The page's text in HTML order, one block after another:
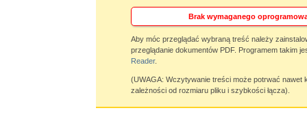
Brak wymaganego
Aby móc przeglądać wybraną treść należy
przeglądanie dokumentów PDF. Programem takim
Reader.
(UWAGA: Wczytywanie treści może potrwać nawet
zależności od rozmiaru pliku i szybkości łącza).